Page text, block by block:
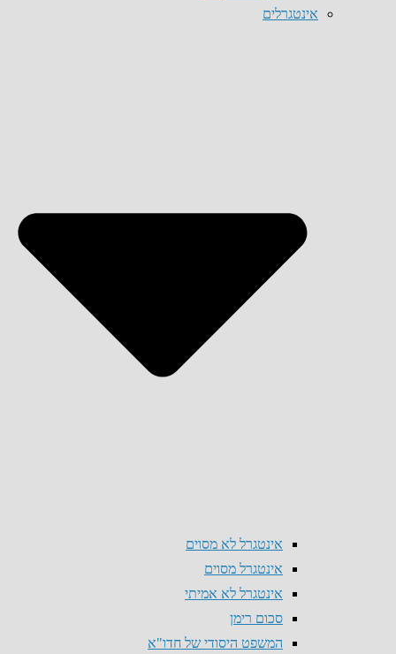
אינטגרלים
אינטגרל לא מסוים
אינטגרל מסוים
אינטגרל לא אמיתי
סכום רימן
המשפט היסודי של חדו"א